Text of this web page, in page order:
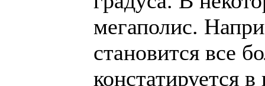
мегаполис.
становится все
констатируется